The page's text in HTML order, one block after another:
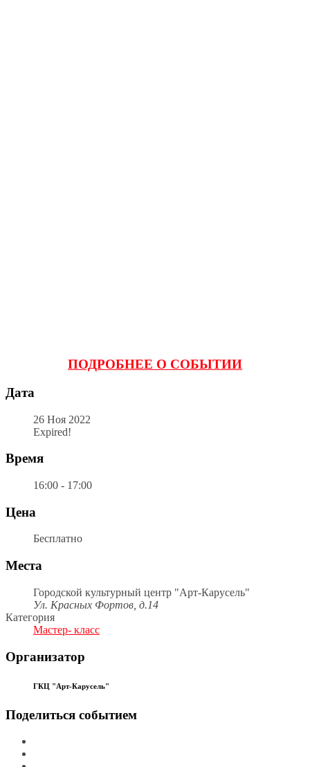
ПОДРОБНЕЕ О СОБЫТИИ
Дата
26 Ноя 2022
Expired!
Время
16:00 - 17:00
Цена
Бесплатно
Места
Городской культурный центр "Арт-Карусель"
Ул. Красных Фортов, д.14
Категория
Мастер- класс
Организатор
ГКЦ "Арт-Карусель"
Поделиться событием